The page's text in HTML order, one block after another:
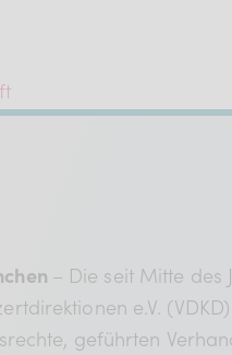
– Die seit Mitte des
e.V.
geführten